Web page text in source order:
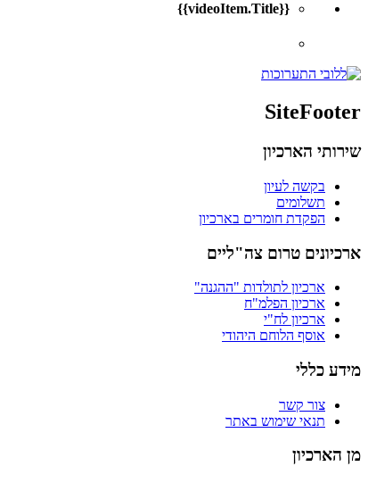
{{videoItem.Title}}
SiteFooter
שירותי הארכיון
בקשה לעיון
תשלומים
הפקדת חומרים בארכיון
ארכיונים טרום צה"ליים
ארכיון לתולדות "ההגנה"
ארכיון הפלמ"ח
ארכיון לח"י
אוסף הלוחם היהודי
מידע כללי
צור קשר
תנאי שימוש באתר
מן הארכיון